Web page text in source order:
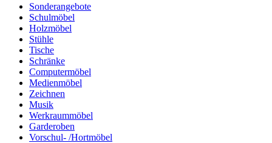
Sonderangebote
Schulmöbel
Holzmöbel
Stühle
Tische
Schränke
Computermöbel
Medienmöbel
Zeichnen
Musik
Werkraummöbel
Garderoben
Vorschul- /Hortmöbel